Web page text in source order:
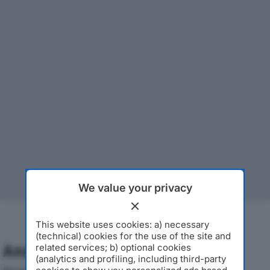
Analisi Economica 2019-2024
We value your privacy
This website uses cookies: a) necessary
(technical) cookies for the use of the site and
related services; b) optional cookies
(analytics and profiling, including third-party